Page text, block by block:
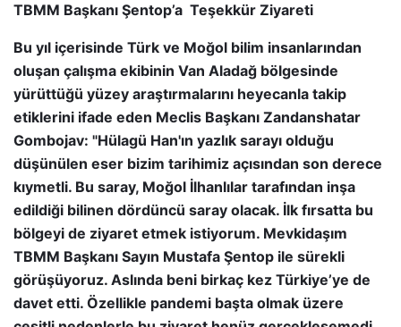
TBMM Başkanı Şentop’a Teşekkür Ziyareti
Bu yıl içerisinde Türk ve Moğol bilim insanlarından
oluşan çalışma ekibinin Van Aladağ bölgesinde
yürüttüğü yüzey araştırmalarını heyecanla takip
etiklerini ifade eden Meclis Başkanı Zandanshatar
Gombojav: "Hülagü Han'ın yazlık sarayı olduğu
düşünülen eser bizim tarihimiz açısından son derece
kıymetli. Bu saray, Moğol İlhanlılar tarafından inşa
edildiği bilinen dördüncü saray olacak. İlk fırsatta bu
bölgeyi de ziyaret etmek istiyorum. Mevkidaşım
TBMM Başkanı Sayın Mustafa Şentop ile sürekli
görüşüyoruz. Aslında beni birkaç kez Türkiye’ye de
davet etti. Özellikle pandemi başta olmak üzere